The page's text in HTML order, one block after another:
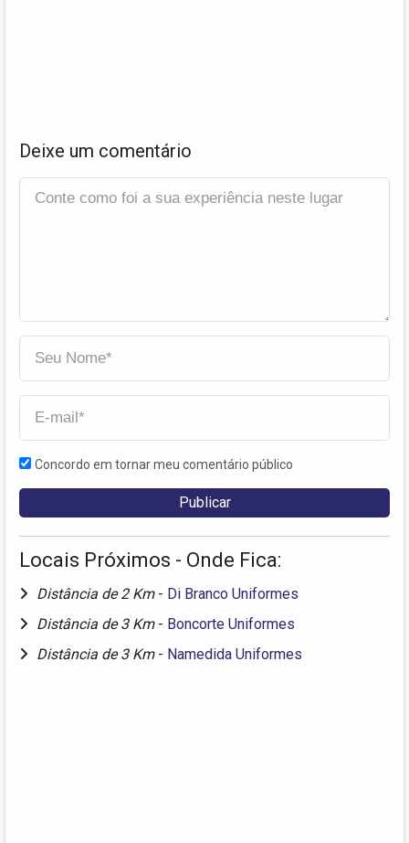
Deixe um comentário
Concordo em tornar meu comentário público
Locais Próximos - Onde Fica:
Distância de 2 Km - Di Branco Uniformes
Distância de 3 Km - Boncorte Uniformes
Distância de 3 Km - Namedida Uniformes